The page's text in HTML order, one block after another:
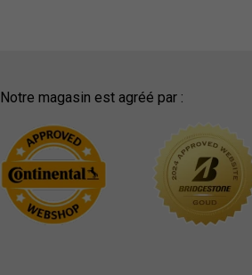
Notre magasin est agréé par :